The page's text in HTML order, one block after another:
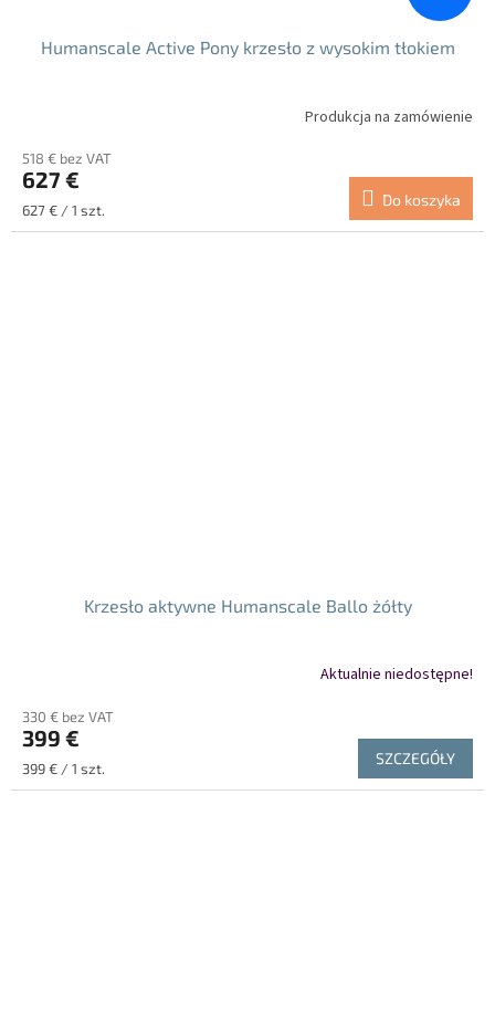
Humanscale Active Pony krzesło z wysokim tłokiem
Produkcja na zamówienie
518 € bez VAT
627 €
Cena
jednostkowa:
627 € / 1 szt.
Do koszyka
Krzesło aktywne Humanscale Ballo żółty
Aktualnie niedostępne!
330 € bez VAT
399 €
Cena
jednostkowa:
399 € / 1 szt.
SZCZEGÓŁY